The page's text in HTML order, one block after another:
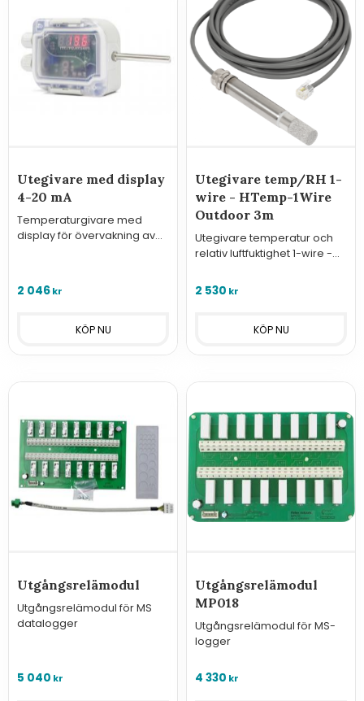
Utegivare med display
4-20 mA
Temperaturgivare med
display för övervakning av
2 046kr
Utegivare temp/RH 1-
wire - HTemp-1Wire
Outdoor 3m
Utegivare temperatur och
relativ luftfuktighet 1-wire -
2 530 kr
Utgångsrelämodul
Utgångsrelämodul för MS
datalogger
5 040 kr
Utgångsrelämodul
MP018
Utgångsrelämodul för MS-
logger
4 330 kr